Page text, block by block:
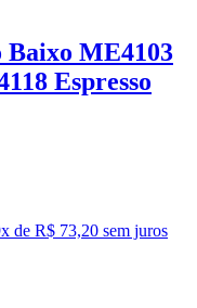
ME4103
Espresso
x de R$ 73,20 sem juros